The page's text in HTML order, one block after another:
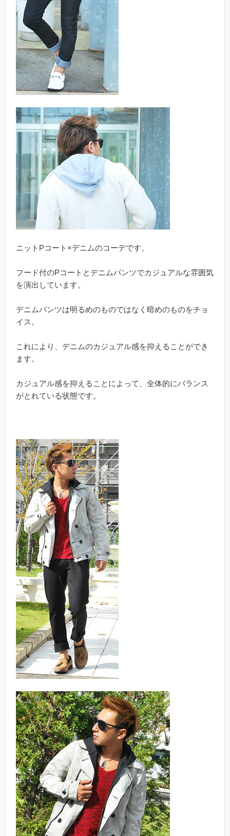
ニットPコート×デニムのコーデです。
フード付のPコートとデニムパンツでカジュアルな雰囲気
を演出しています。
デニムパンツは明るめのものではなく暗めのものをチョ
イス。
これにより、デニムのカジュアル感を抑えることができ
ます。
カジュアル感を抑えることによって、全体的にバランス
がとれている状態です。